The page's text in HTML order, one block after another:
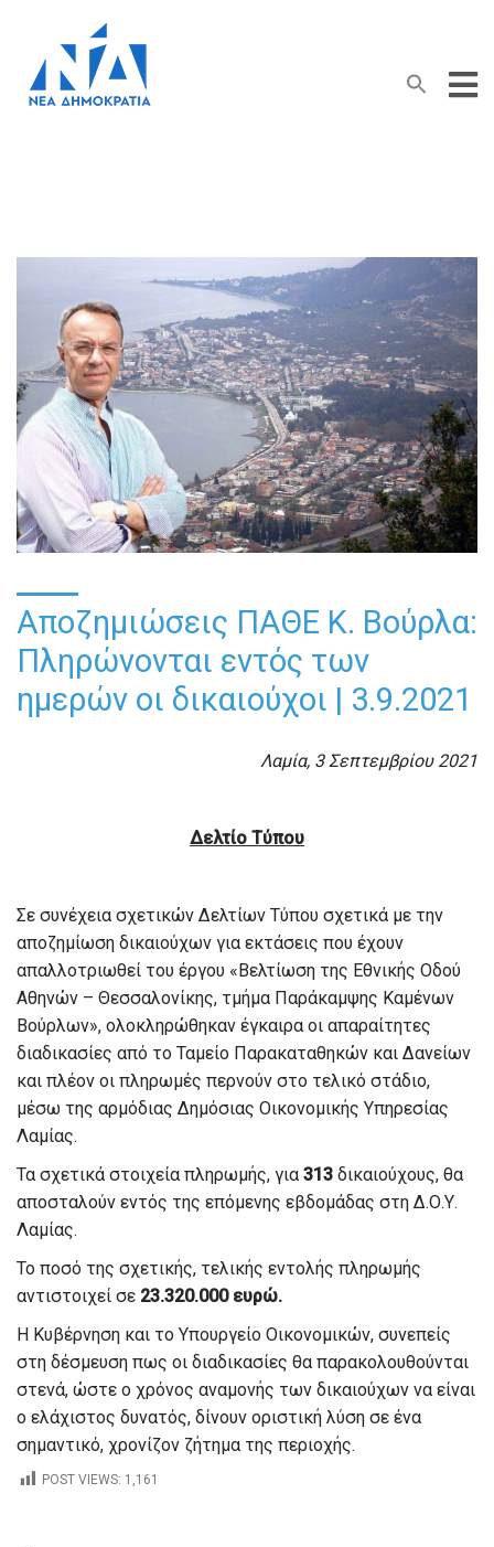
Search
for:
Search Button
Αποζημιώσεις ΠΑΘΕ Κ. Βούρλα:
Πληρώνονται εντός των
ημερών οι δικαιούχοι | 3.9.2021
Λαμία, 3 Σεπτεμβρίου 2021
Δελτίο Τύπου
Σε συνέχεια σχετικών Δελτίων Τύπου σχετικά με την
αποζημίωση δικαιούχων για εκτάσεις που έχουν
απαλλοτριωθεί του έργου «Βελτίωση της Εθνικής Οδού
Αθηνών – Θεσσαλονίκης, τμήμα Παράκαμψης Καμένων
Βούρλων», ολοκληρώθηκαν έγκαιρα οι απαραίτητες
διαδικασίες από το Ταμείο Παρακαταθηκών και Δανείων
και πλέον οι πληρωμές περνούν στο τελικό στάδιο,
μέσω της αρμόδιας Δημόσιας Οικονομικής Υπηρεσίας
Λαμίας.
Τα σχετικά στοιχεία πληρωμής, για 313 δικαιούχους, θα
αποσταλούν εντός της επόμενης εβδομάδας στη Δ.Ο.Υ.
Λαμίας.
Το ποσό της σχετικής, τελικής εντολής πληρωμής
αντιστοιχεί σε 23.320.000 ευρώ.
Η Κυβέρνηση και το Υπουργείο Οικονομικών, συνεπείς
στη δέσμευση πως οι διαδικασίες θα παρακολουθούνται
στενά, ώστε ο χρόνος αναμονής των δικαιούχων να είναι
ο ελάχιστος δυνατός, δίνουν οριστική λύση σε ένα
σημαντικό, χρονίζον ζήτημα της περιοχής.
POST VIEWS: 1,161